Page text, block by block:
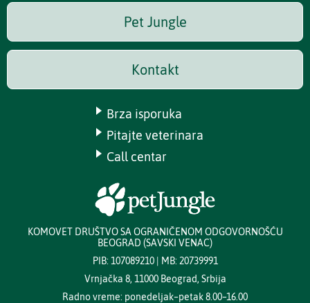
Pet Jungle
Kontakt
Brza isporuka
Pitajte veterinara
Call centar
KOMOVET DRUŠTVO SA OGRANIČENOM ODGOVORNOŠĆU
BEOGRAD (SAVSKI VENAC)
PIB: 107089210 | MB: 20739991
Vrnjačka 8, 11000 Beograd, Srbija
Radno vreme: ponedeljak–petak 8.00–16.00